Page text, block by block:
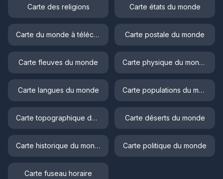
Carte des religions Carte états du monde
Carte du monde à télécharger Carte postale du monde
Carte fleuves du monde Carte physique du monde
Carte langues du monde Carte populations du monde
Carte topographique du monde Carte déserts du monde
Carte historique du monde Carte politique du monde
Carte fuseau horaire